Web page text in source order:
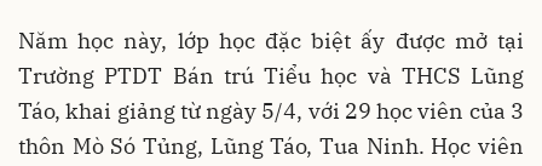
Năm học này, lớp học đặc biệt ấy được mở tại
Trường PTDT Bán trú Tiểu học và THCS Lũng
Táo, khai giảng từ ngày 5/4, với 29 học viên của 3
thôn Mò Só Tủng, Lũng Táo, Tua Ninh. Học viên